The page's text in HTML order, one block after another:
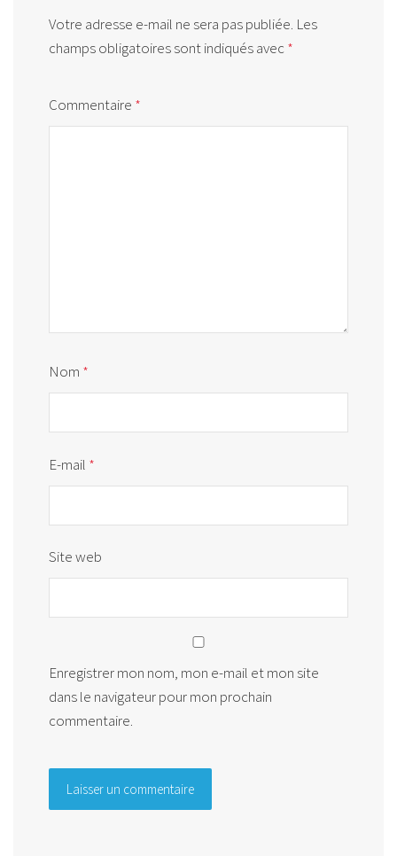
Votre adresse e-mail ne sera pas publiée. Les
champs obligatoires sont indiqués avec*
Commentaire *
Nom *
E-mail *
Site web
Enregistrer mon nom, mon e-mail et mon site
dans le navigateur pour mon prochain
commentaire.